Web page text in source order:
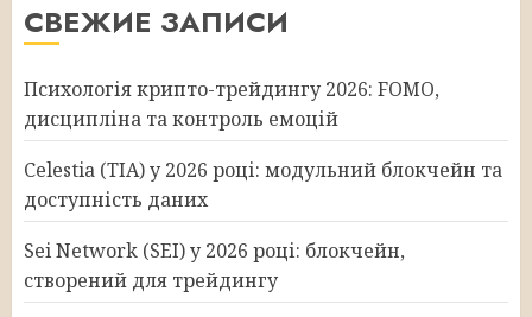
СВЕЖИЕ ЗАПИСИ
Психологія крипто-трейдингу 2026: FOMO,
дисципліна та контроль емоцій
Celestia (TIA) у 2026 році: модульний блокчейн та
доступність даних
Sei Network (SEI) у 2026 році: блокчейн,
створений для трейдингу